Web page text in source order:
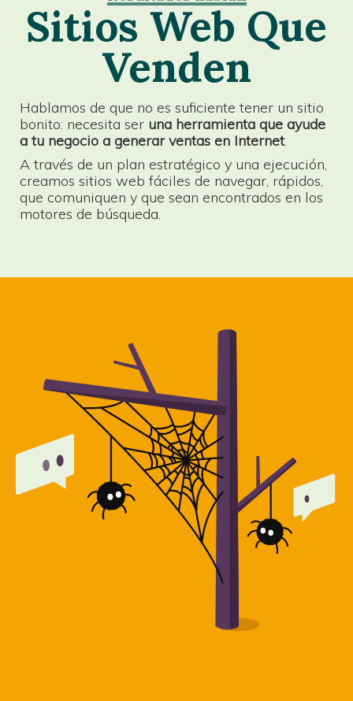
Sitios Web Que
Venden
Hablamos de que no es suficiente tener un sitio
bonito: necesita ser una herramienta que ayude
a tu negocio a generar ventas en Internet.
A través de un plan estratégico y una ejecución,
creamos sitios web fáciles de navegar, rápidos,
que comuniquen y que sean encontrados en los
motores de búsqueda.